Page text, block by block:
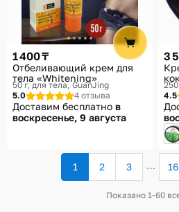
1 400 ₸
Отбеливающий крем для
тела «Whitening»
50 г, для тела GuanJing
5.0
4 отзыва
Доставим бесплатно в
воскресенье, 9 августа
3
4.5
1(текущая
2 3 … 16
Показано 1-60